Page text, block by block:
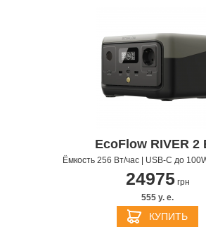
EcoFlow RIVER 2
Ёмкость 256 Вт/час | USB-C до
24975грн
555 y. e.
КУПИТЬ